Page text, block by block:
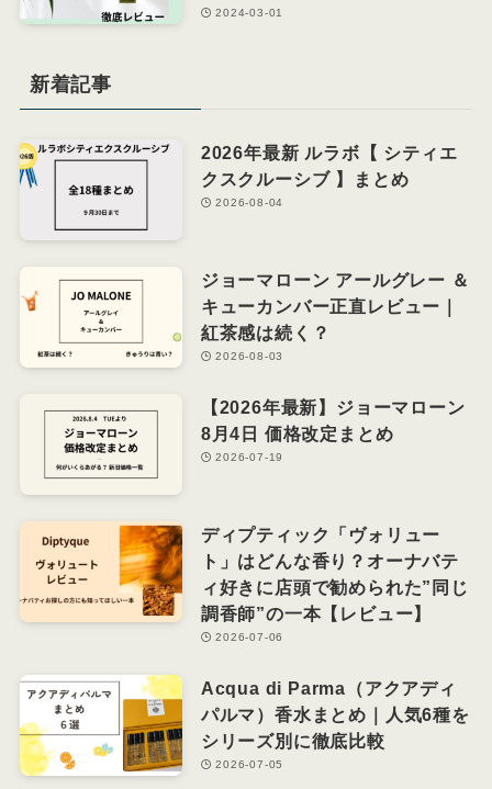
2024-03-01
新着記事
2026年最新 ルラボ【 シティエ
クスクルーシブ 】まとめ
2026-08-04
ジョーマローン アールグレー ＆
キューカンバー正直レビュー｜
紅茶感は続く？
2026-08-03
【2026年最新】ジョーマローン
8月4日 価格改定まとめ
2026-07-19
ディプティック「ヴォリュー
ト」はどんな香り？オーナバテ
ィ好きに店頭で勧められた”同じ
調香師”の一本【レビュー】
2026-07-06
Acqua di Parma（アクアディ
パルマ）香水まとめ｜人気6種を
シリーズ別に徹底比較
2026-07-05